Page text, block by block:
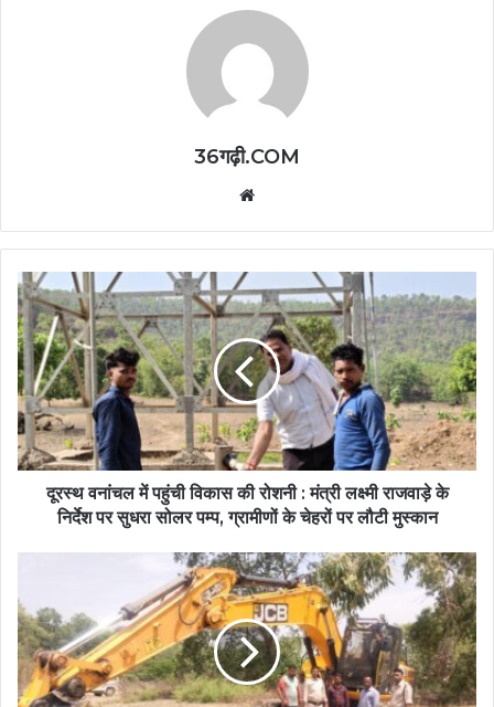
36गढ़ी.COM
दूरस्थ वनांचल में पहुंची विकास की रोशनी : मंत्री लक्ष्मी राजवाड़े के
निर्देश पर सुधरा सोलर पम्प, ग्रामीणों के चेहरों पर लौटी मुस्कान